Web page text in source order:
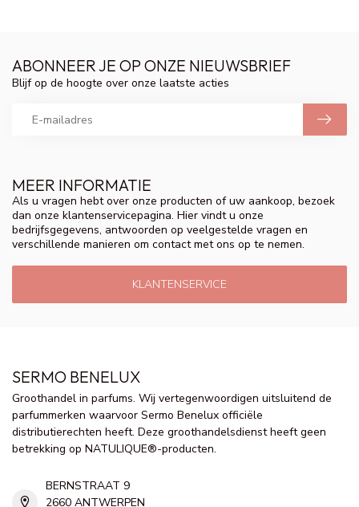
MEER INFORMATIE
Als u vragen hebt over onze producten of uw aankoop, bezoek
dan onze klantenservicepagina. Hier vindt u onze
bedrijfsgegevens, antwoorden op veelgestelde vragen en
verschillende manieren om contact met ons op te nemen.
KLANTENSERVICE
ABONNEER JE OP ONZE NIEUWSBRIEF
Blijf op de hoogte over onze laatste acties
SERMO BENELUX
Groothandel in parfums. Wij vertegenwoordigen uitsluitend de
parfummerken waarvoor Sermo Benelux officiële
distributierechten heeft. Deze groothandelsdienst heeft geen
betrekking op NATULIQUE®-producten.
BERNSTRAAT 9
2660 ANTWERPEN